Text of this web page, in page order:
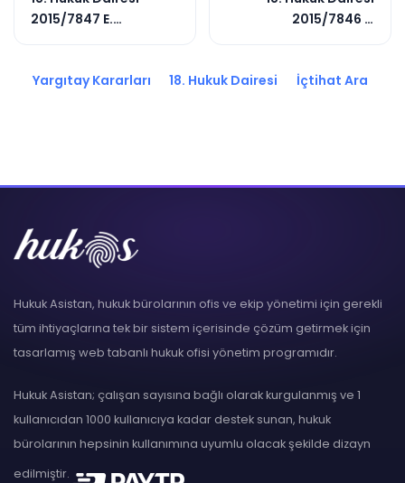
2015/7847 E.
2015/7846 E.
Yargıtay Kararları 18. Hukuk Dairesi İçtihat Ara
Hukuk Asistan, hukuk bürolarının ofis ve ekip yönetimi için gerekli
tüm ihtiyaçlarına tek bir sistem içerisinde çözüm getirmek için
tasarlamış web tabanlı hukuk ofisi yönetim programıdır.
Hukuk Asistan; çalışan sayısına bağlı olarak kurgulanmış ve 1
kullanıcıdan 1000 kullanıcıya kadar destek sunan, hukuk
bürolarının hepsinin kullanımına uyumlu olacak şekilde dizayn
edilmiştir.